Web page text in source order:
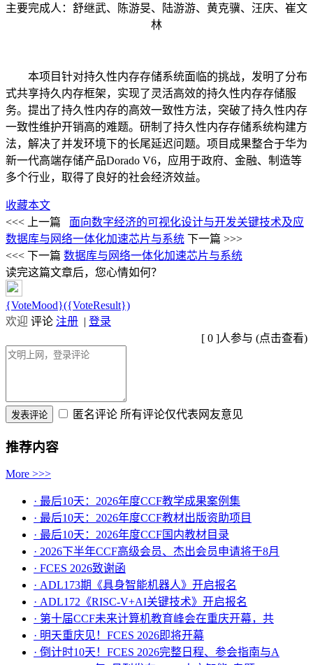
主要完成人：舒继武、陈游旻、陆游游、黄克骥、汪庆、崔文
林
本项目针对持久性内存存储系统面临的挑战，发明了分布
式共享持久内存框架，实现了灵活高效的持久性内存存储服
务。提出了持久性内存的高效一致性方法，突破了持久性内存
一致性维护开销高的难题。研制了持久性内存存储系统构建方
法，解决了并发环境下的长尾延迟问题。项目成果整合于华为
新一代高端存储产品Dorado V6，应用于政府、金融、制造等
多个行业，取得了良好的社会经济效益。
收藏本文
<<< 上一篇
面向数字经济的可视化设计与开发关键技术及应
数据库与网络一体化加速芯片与系统 下一篇 >>>
<<< 下一篇 数据库与网络一体化加速芯片与系统
读完这篇文章后，您心情如何？
{VoteMood}({VoteResult})
欢迎 评论 注册 | 登录
[ 0 ]人参与 (点击查看)
匿名评论 所有评论仅代表网友意见
推荐内容
More >>>
· 最后10天：2026年度CCF教学成果案例集
· 最后10天：2026年度CCF教材出版资助项目
· 最后10天：2026年度CCF国内教材目录
· 2026下半年CCF高级会员、杰出会员申请将于8月
· FCES 2026致谢函
· ADL173期《具身智能机器人》开启报名
· ADL172《RISC-V+AI关键技术》开启报名
· 第十届CCF未来计算机教育峰会在重庆开幕，共
· ​明天重庆见！FCES 2026即将开幕
· 倒计时10天！FCES 2026完整日程、参会指南与A